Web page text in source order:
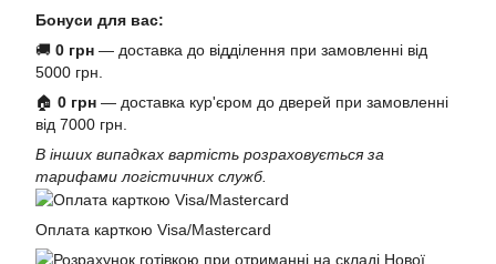
Бонуси для вас:
🚚 0 грн — доставка до відділення при замовленні від
5000 грн.
🏠 0 грн — доставка кур'єром до дверей при замовленні
від 7000 грн.
В інших випадках вартість розраховується за
тарифами логістичних служб.
Оплата карткою Visa/Mastercard